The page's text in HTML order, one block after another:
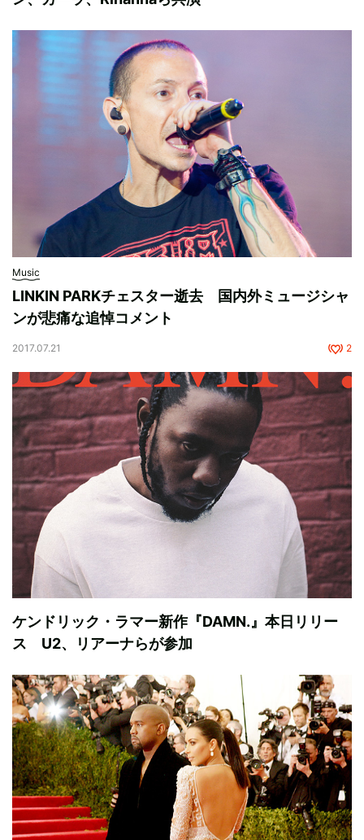
Music
LINKIN PARKチェスター逝去 国内外ミュージシャ
ンが悲痛な追悼コメント
2017.07.21 2
ケンドリック・ラマー新作『DAMN.』本日リリー
ス U2、リアーナらが参加